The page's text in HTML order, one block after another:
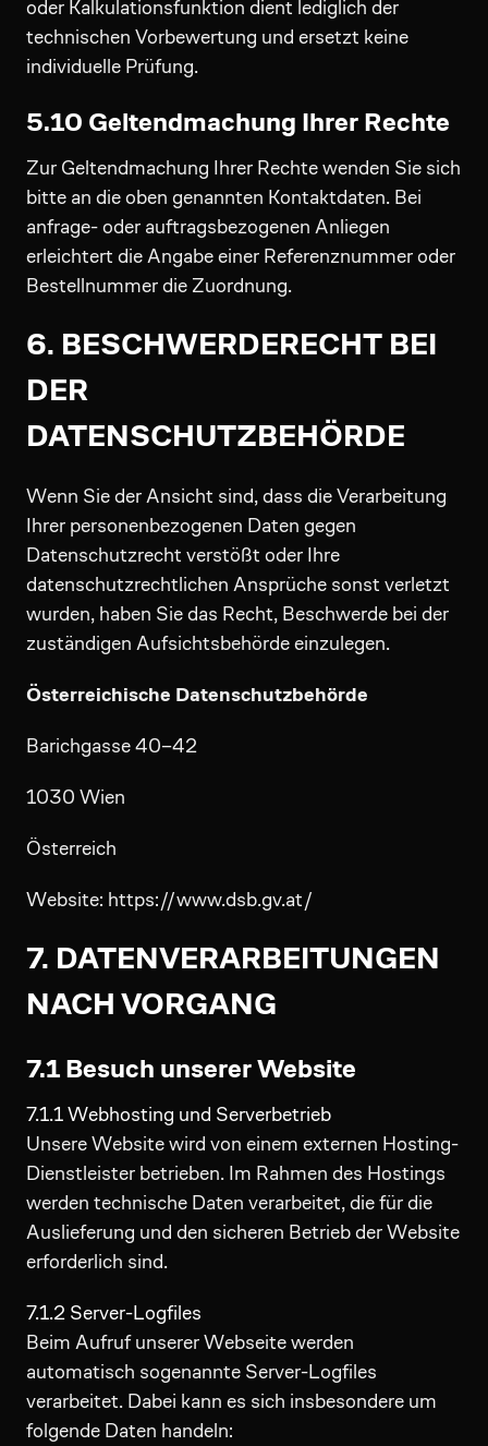
oder Kalkulationsfunktion dient lediglich der
technischen Vorbewertung und ersetzt keine
individuelle Prüfung.
5.10 Geltendmachung Ihrer Rechte
Zur Geltendmachung Ihrer Rechte wenden Sie sich
bitte an die oben genannten Kontaktdaten. Bei
anfrage- oder auftragsbezogenen Anliegen
erleichtert die Angabe einer Referenznummer oder
Bestellnummer die Zuordnung.
6. BESCHWERDERECHT BEI
DER
DATENSCHUTZBEHÖRDE
Wenn Sie der Ansicht sind, dass die Verarbeitung
Ihrer personenbezogenen Daten gegen
Datenschutzrecht verstößt oder Ihre
datenschutzrechtlichen Ansprüche sonst verletzt
wurden, haben Sie das Recht, Beschwerde bei der
zuständigen Aufsichtsbehörde einzulegen.
Österreichische Datenschutzbehörde
Barichgasse 40–42
1030 Wien
Österreich
Website: https://www.dsb.gv.at/
7. DATENVERARBEITUNGEN
NACH VORGANG
7.1 Besuch unserer Website
7.1.1 Webhosting und Serverbetrieb
Unsere Website wird von einem externen Hosting-
Dienstleister betrieben. Im Rahmen des Hostings
werden technische Daten verarbeitet, die für die
Auslieferung und den sicheren Betrieb der Website
erforderlich sind.
7.1.2 Server-Logfiles
Beim Aufruf unserer Webseite werden
automatisch sogenannte Server-Logfiles
verarbeitet. Dabei kann es sich insbesondere um
folgende Daten handeln: